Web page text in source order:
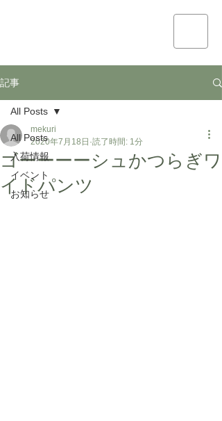
記事
All Posts
入荷情報
イベント
お知らせ
All Posts
ゴーーーーシュかつらぎワ
イドパンツ
mekuri
2020年7月18日 読了時間: 1分